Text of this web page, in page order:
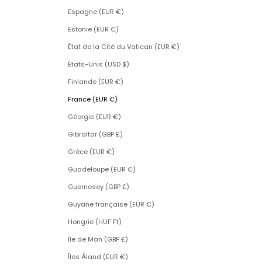
Espagne (EUR €)
Estonie (EUR €)
État de la Cité du Vatican (EUR €)
États-Unis (USD $)
Finlande (EUR €)
France (EUR €)
Géorgie (EUR €)
Gibraltar (GBP £)
Grèce (EUR €)
Guadeloupe (EUR €)
Guernesey (GBP £)
Guyane française (EUR €)
Hongrie (HUF Ft)
Île de Man (GBP £)
Îles Åland (EUR €)